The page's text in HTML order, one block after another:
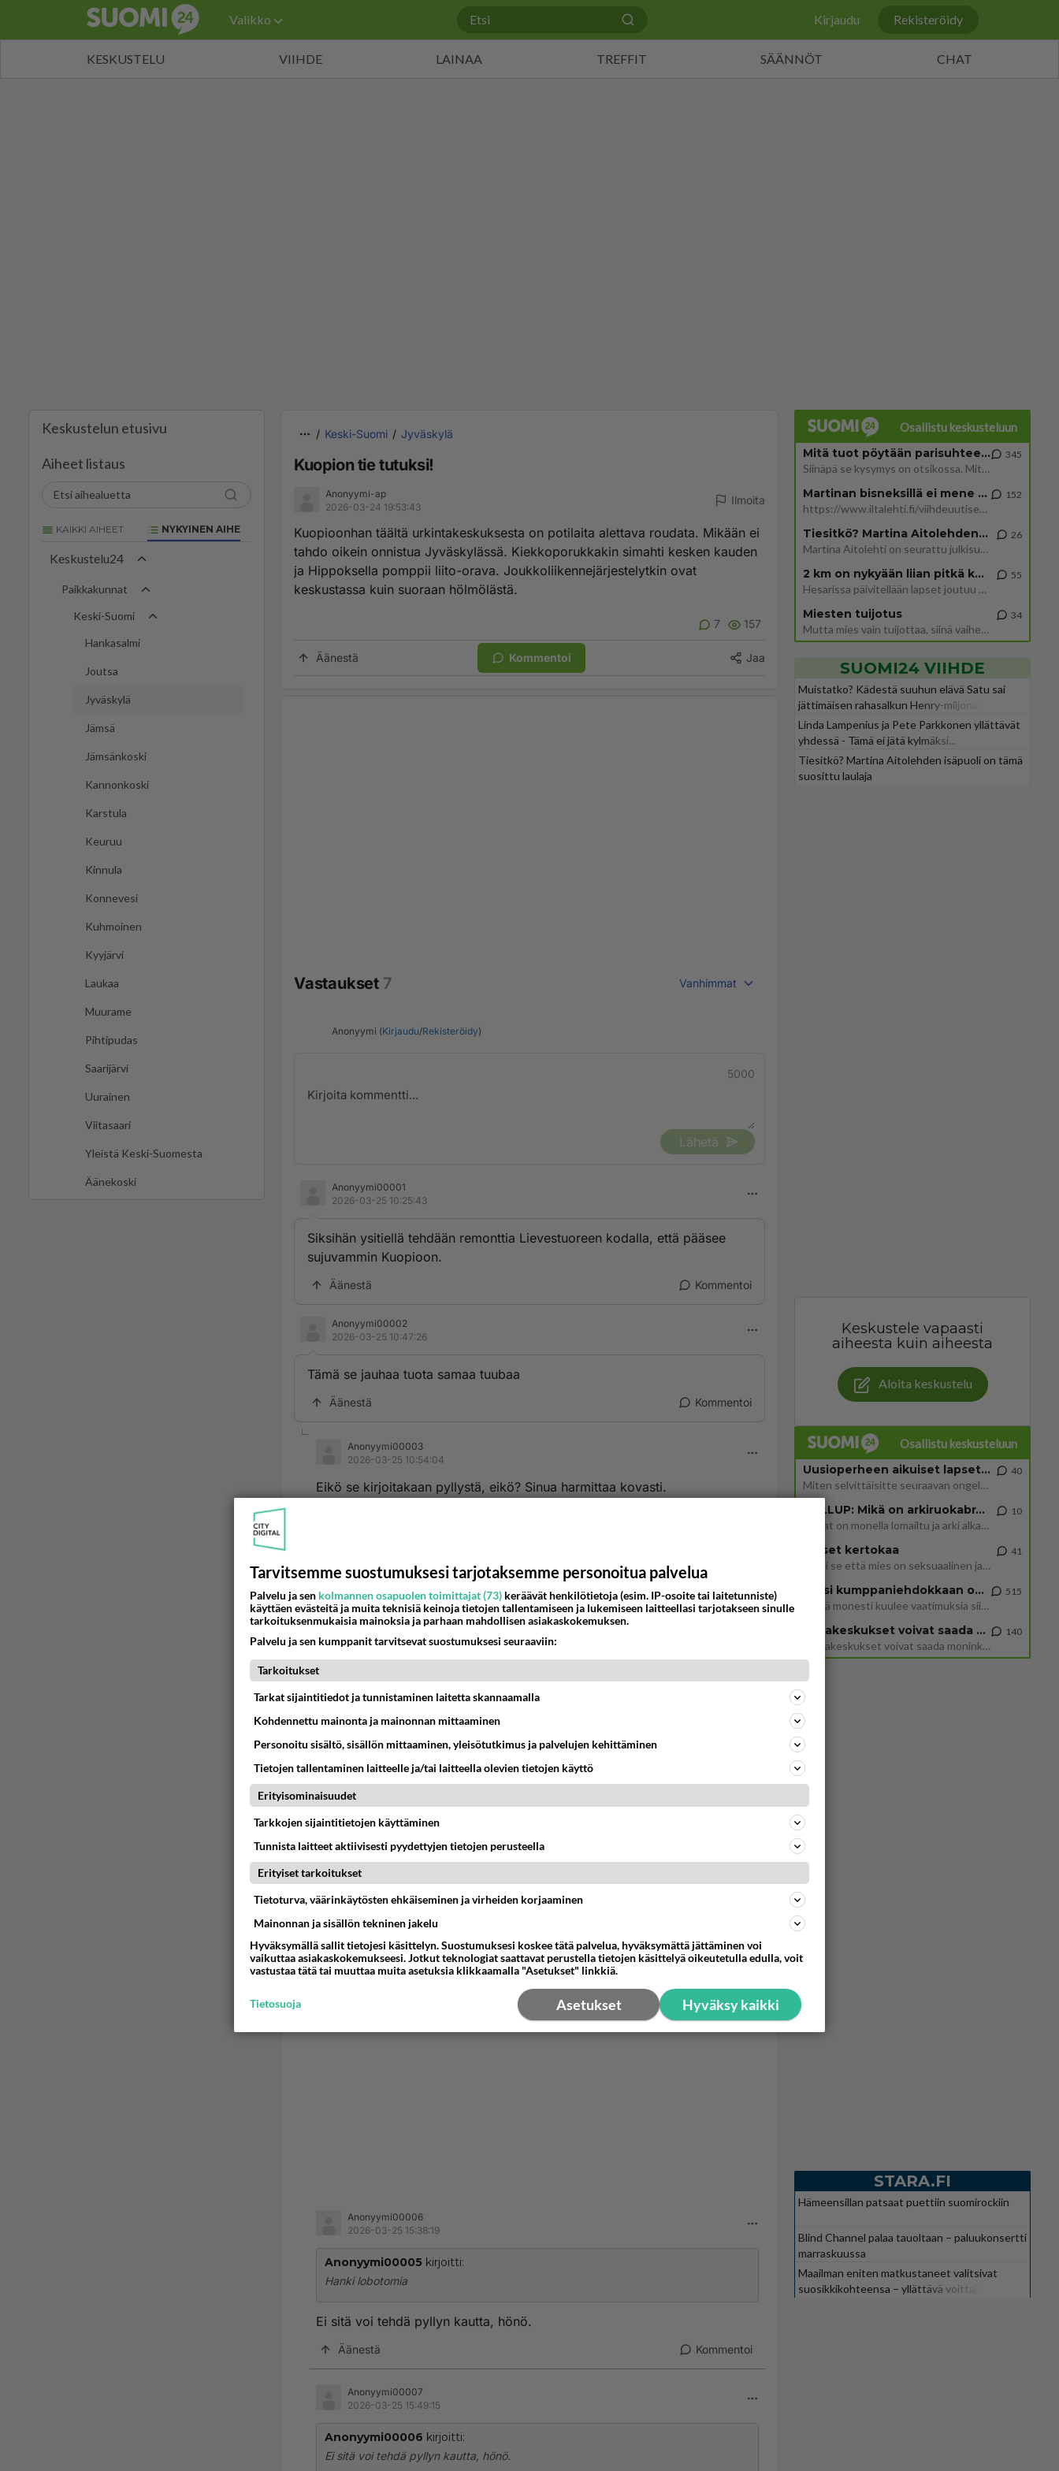
Valikko Kirjaudu Rekisteröidy
KESKUSTELU VIIHDE LAINAA TREFFIT SÄÄNNÖT CHAT
Keskustelun etusivu
Aiheet listaus
KAIKKI AIHEET NYKYINEN AIHE
Keskustelu24
Paikkakunnat
Keski-Suomi
Hankasalmi
Joutsa
Jyväskylä
Jämsä
Jämsänkoski
Kannonkoski
Karstula
Keuruu
Kinnula
Konnevesi
Kuhmoinen
Kyyjärvi
Laukaa
Muurame
Pihtipudas
Saarijärvi
Uurainen
Viitasaari
Yleistä Keski-Suomesta
Äänekoski
Keski-Suomi Jyväskylä
Kuopion tie tutuksi!
Anonyymi-ap
2026-03-24 19:53:43
Ilmoita
Kuopioonhan täältä urkintakeskuksesta on potilaita alettava roudata. Mikään ei
tahdo oikein onnistua Jyväskylässä. Kiekkoporukkakin simahti kesken kauden
ja Hippoksella pomppii liito-orava. Joukkoliikennejärjestelytkin ovat
keskustassa kuin suoraan hölmölästä.
7 157
Äänestä Kommentoi Jaa
Vastaukset 7 Vanhimmat
Anonyymi (Kirjaudu/Rekisteröidy)
5000
Lähetä
Anonyymi00001
2026-03-25 10:25:43
Siksihän ysitiellä tehdään remonttia Lievestuoreen kodalla, että pääsee
sujuvammin Kuopioon.
Äänestä Kommentoi
Anonyymi00002
2026-03-25 10:47:26
Tämä se jauhaa tuota samaa tuubaa
Äänestä Kommentoi
Anonyymi00003
2026-03-25 10:54:04
Eikö se kirjoitakaan pyllystä, eikö? Sinua harmittaa kovasti.
2026-03-25 11:41:10
Anonyymi00003kirjoitti:
Eikö se kirjoitakaan pyllystä, eikö? Sinua harmittaa kovasti.
Hanki lobotomia
Anonyymi00006
2026-03-25 15:38:19
Anonyymi00005 kirjoitti:
Hanki lobotomia
Ei sitä voi tehdä pyllyn kautta, hönö.
Äänestä Kommentoi
Anonyymi00007
2026-03-25 15:49:15
Anonyymi00006 kirjoitti:
Ei sitä voi tehdä pyllyn kautta, hönö.
Osallistu keskusteluun
Mitä tuot pöytään parisuhteessa?
Siinäpä se kysymys on otsikossa. Mitäpä siis tuot/toisit pöytään parisuhteessa? Oletko mies vai nainen? Koetko sen mitä
345
Martinan bisneksillä ei mene hyvin
https://www.iltalehti.fi/viihdeuutiset/a/c46da6ab-340f-4790-aaa7-0865eed2336 Yrityksen konkurssihakemus on tullut kärä
152
Tiesitkö? Martina Aitolehden isäpuoli on tämä suosittu laulaja
Martina Aitolehti on seurattu julkisuuden henkilö. Lähipiiriin mahtuu muitakin tunnettuja henkilöitä. Tiesitkö, että Ma
26
2 km on nykyään liian pitkä koulumatka
Hesarissa päivitellään lapset joutuu nyt kulkemaan 2 km kouluun jösses. Ruostefillarilla tuo matka menee vaikka miten äk
55
Miesten tuijotus
Mutta mies vain tuijottaa, siinä vaiheessa käännän itse pään pois. Mikä juttu? Yleensä jos joku tuijottaa tai katsoo, hä
34
SUOMI24 VIIHDE
Muistatko? Kädestä suuhun elävä Satu sai
jättimäisen rahasalkun Henry-miljonääriltä
Linda Lampenius ja Pete Parkkonen yllättävät
yhdessä - Tämä ei jätä kylmäksi...
Tiesitkö? Martina Aitolehden isäpuoli on tämä
suosittu laulaja
Keskustele vapaasti
aiheesta kuin aiheesta
Aloita keskustelu
Osallistu keskusteluun
Uusioperheen aikuiset lapset tyhjentää jääkaapin käydessään
Miten selvittäisitte seuraavan ongelman, meillä on uusioperhe, minulla teini-ikäiset lapset ja puolisolla aikuiset, jotk
40
GALLUP: Mikä on arkiruokabravuurisi?
Lomat on monella lomailtu ja arki alkaa. Se voi tarkoittaa myös sitä, että grillailut on grillattu ja palataan arjen ruo
10
Naiset kertokaa
Miksi se että mies on seksuaalinen ja haluaa seksiä ja te olette hänen mielestänne haluttava on vastenmielistä? Mikä sii
41
Miksi kumppaniehdokkaan oma elämä on teille ongelma?
Täällä monesti kuulee vaatimuksia siitä, että kumppaniehdokkaalla ei saisi olla lemmikkejä, lapsia, kavereita, eksiä, su
515
Datakeskukset voivat saada moninkertaisesti enemmän palautuksia kuin mitä ne maksavat veroja
”Datakeskukset voivat saada moninkertaisesti enemmän palautuksia kuin mitä ne maksavat veroja”, sanoo professori Jussi K
140
STARA.FI
Hämeensillan patsaat puettiin suomirockiin
Blind Channel palaa tauoltaan – paluukonsertti
marraskuussa
Maailman eniten matkustaneet valitsivat
suosikkikohteensa – yllättävä voittaja
Tarvitsemme suostumuksesi tarjotaksemme personoitua palvelua
Palvelu ja sen kolmannen osapuolen toimittajat (73) keräävät henkilötietoja (esim. IP-osoite tai laitetunniste)
käyttäen evästeitä ja muita teknisiä keinoja tietojen tallentamiseen ja lukemiseen laitteellasi tarjotakseen sinulle
tarkoituksenmukaisia mainoksia ja parhaan mahdollisen asiakaskokemuksen.
Palvelu ja sen kumppanit tarvitsevat suostumuksesi seuraaviin:
Tarkoitukset
Tarkat sijaintitiedot ja tunnistaminen laitetta skannaamalla
Kohdennettu mainonta ja mainonnan mittaaminen
Personoitu sisältö, sisällön mittaaminen, yleisötutkimus ja palvelujen kehittäminen
Tietojen tallentaminen laitteelle ja/tai laitteella olevien tietojen käyttö
Erityisominaisuudet
Tarkkojen sijaintitietojen käyttäminen
Tunnista laitteet aktiivisesti pyydettyjen tietojen perusteella
Erityiset tarkoitukset
Tietoturva, väärinkäytösten ehkäiseminen ja virheiden korjaaminen
Mainonnan ja sisällön tekninen jakelu
Hyväksymällä sallit tietojesi käsittelyn. Suostumuksesi koskee tätä palvelua, hyväksymättä jättäminen voi
vaikuttaa asiakaskokemukseesi. Jotkut teknologiat saattavat perustella tietojen käsittelyä oikeutetulla edulla, voit
vastustaa tätä tai muuttaa muita asetuksia klikkaamalla "Asetukset" linkkiä.
Hyväksy kaikki
Asetukset
Tietosuoja